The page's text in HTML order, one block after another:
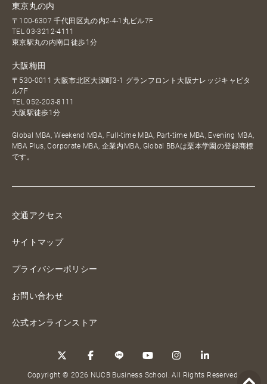
東京丸の内
〒100-6307 千代田区丸の内2-4-1丸ビル7F
TEL03-3212-4111
東京駅丸の内南口徒歩1分
大阪梅田
〒530-0011 大阪市北区大深町3-1 グランフロント大阪ナレッジキャピタ
ル7F
TEL052-203-8111
大阪駅徒歩1分
Global MBA, Weekend MBA, Full-time MBA, Part-time MBA, Evening MBA,
MBA Plus, Corporate MBA, 企業内MBA, Global BBAは栗本学園の登録商標
です。
交通アクセス
サイトマップ
プライバシーポリシー
お問い合わせ
公式オンラインストア
Copyright © 2026 NUCB Business School. All Rights Reserved.